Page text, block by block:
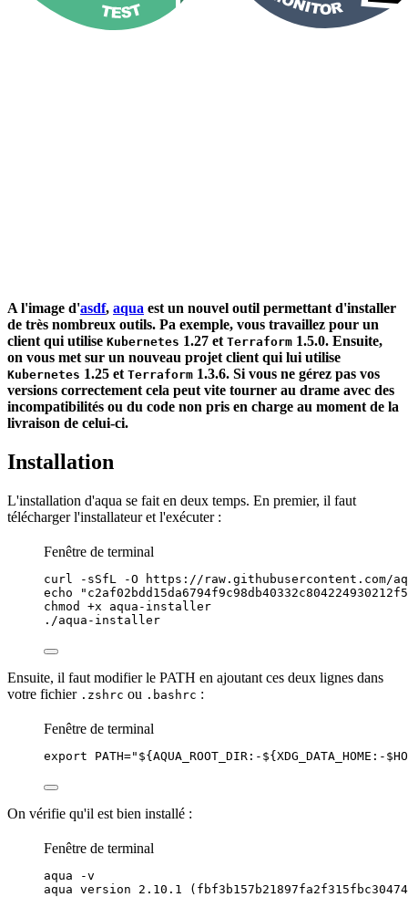
A l'image d'asdf, aqua est un nouvel outil permettant d'installer
de très nombreux outils. Pa exemple, vous travaillez pour un
client qui utilise Kubernetes 1.27 et Terraform 1.5.0. Ensuite,
on vous met sur un nouveau projet client qui lui utilise
Kubernetes 1.25 et Terraform 1.3.6. Si vous ne gérez pas vos
versions correctement cela peut vite tourner au drame avec des
incompatibilités ou du code non pris en charge au moment de la
livraison de celui-ci.
Installation
L'installation d'aqua se fait en deux temps. En premier, il faut
télécharger l'installateur et l'exécuter :
Fenêtre de terminal
curl -sSfL -O
https://
echo
"
chmod
+x
aqua-installer
./aqua-installer
Ensuite, il faut modifier le PATH en ajoutant ces deux lignes dans
votre fichier .zshrc ou .bashrc :
Fenêtre de terminal
export PATH=" ${AQUA_ROOT_DIR :- ${XDG_DATA_HOME :-
On vérifie qu'il est bien installé :
Fenêtre de terminal
aqua
-v
aqua version 2.10.1